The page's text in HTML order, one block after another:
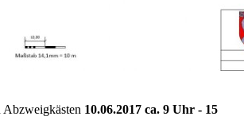
10.06.2017 ca. 9 Uhr - 15